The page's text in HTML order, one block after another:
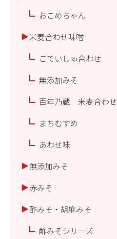
おこめちゃん
米麦合わせ味噌
ごていしゅ合わせ
無添加みそ
百年乃蔵 米麦合わせ
まちむすめ
あわせ味
無添加みそ
赤みそ
酢みそ・胡麻みそ
酢みそシリーズ